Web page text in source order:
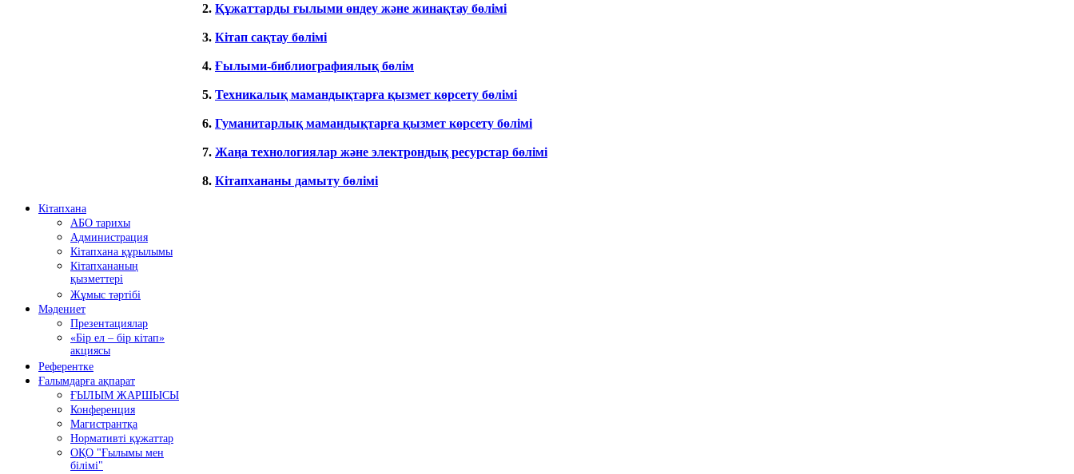
2. Құжаттарды ғылыми өндеу және жинақтау бөлімі
3. Кітап сақтау бөлімі
4. Ғылыми-библиографиялық бөлім
5. Техникалық мамандықтарға қызмет көрсету бөлімі
6. Гуманитарлық мамандықтарға қызмет көрсету бөлімі
7. Жаңа технологиялар және электрондық ресурстар бөлімі
8. Кітапхананы дамыту бөлімі
Кітапхана
АБО тарихы
Администрация
Кітапхана құрылымы
Кітапхананың
қызметтері
Жұмыс тәртібі
Мәдениет
Презентациялар
«Бір ел – бір кітап»
акциясы
Референтке
Ғалымдарға ақпарат
ҒЫЛЫМ ЖАРШЫСЫ
Конференция
Магистрантқа
Нормативті құжаттар
ОҚО "Ғылымы мен
білімі"